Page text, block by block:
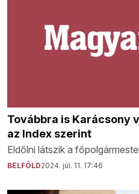
Továbbra is Karácsony
az Index szerint
Eldőlni látszik a
BELFÖLD2024. júl. 11. 17:46